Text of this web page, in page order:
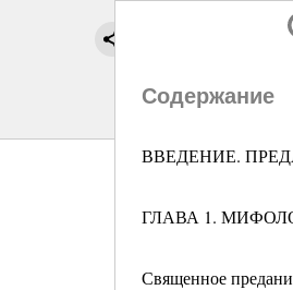
Содержание
ВВЕДЕНИЕ.
ГЛАВА 1.
Священное